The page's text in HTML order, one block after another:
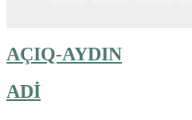
AÇIQ-AYDIN
ADİ